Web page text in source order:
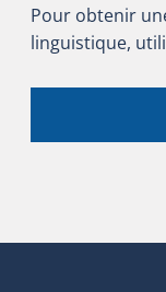
Pour obtenir
linguistique,